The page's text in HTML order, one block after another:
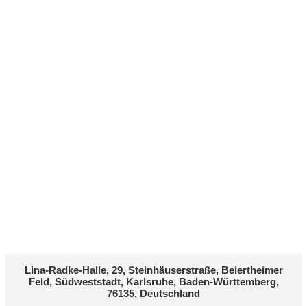
Lina-Radke-Halle, 29, Steinhäuserstraße, Beiertheimer
Feld, Südweststadt, Karlsruhe, Baden-Württemberg,
76135, Deutschland